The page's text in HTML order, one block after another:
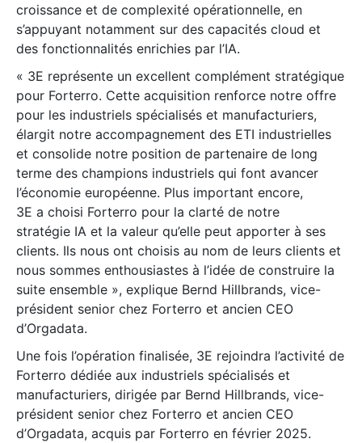
croissance et de complexité opérationnelle, en
s’appuyant notamment sur des capacités cloud et
des fonctionnalités enrichies par l’IA.
« 3E représente un excellent complément stratégique
pour Forterro. Cette acquisition renforce notre offre
pour les industriels spécialisés et manufacturiers,
élargit notre accompagnement des ETI industrielles
et consolide notre position de partenaire de long
terme des champions industriels qui font avancer
l’économie européenne. Plus important encore,
3E a choisi Forterro pour la clarté de notre
stratégie IA et la valeur qu’elle peut apporter à ses
clients. Ils nous ont choisis au nom de leurs clients et
nous sommes enthousiastes à l’idée de construire la
suite ensemble », explique Bernd Hillbrands, vice-
président senior chez Forterro et ancien CEO
d’Orgadata.
Une fois l’opération finalisée, 3E rejoindra l’activité de
Forterro dédiée aux industriels spécialisés et
manufacturiers, dirigée par Bernd Hillbrands, vice-
président senior chez Forterro et ancien CEO
d’Orgadata, acquis par Forterro en février 2025.